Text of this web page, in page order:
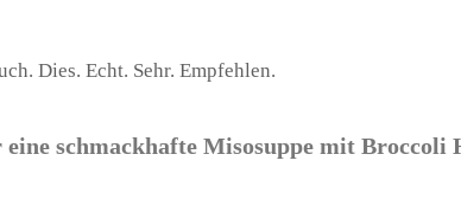
Dies. Echt. Sehr. Empfehlen.
eine schmackhafte Misosuppe mit Broccoli